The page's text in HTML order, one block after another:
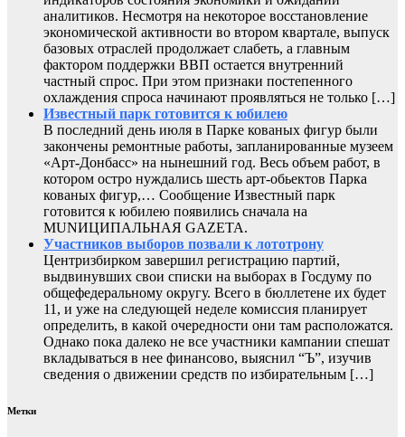
аналитиков. Несмотря на некоторое восстановление
экономической активности во втором квартале, выпуск
базовых отраслей продолжает слабеть, а главным
фактором поддержки ВВП остается внутренний
частный спрос. При этом признаки постепенного
охлаждения спроса начинают проявляться не только […]
Известный парк готовится к юбилею
В последний день июля в Парке кованых фигур были
закончены ремонтные работы, запланированные музеем
«Арт-Донбасс» на нынешний год. Весь объем работ, в
котором остро нуждались шесть арт-обьектов Парка
кованых фигур,… Сообщение Известный парк
готовится к юбилею появились сначала на
MUNИЦИПАЛЬНАЯ GAZЕТА.
Участников выборов позвали к лототрону
Центризбирком завершил регистрацию партий,
выдвинувших свои списки на выборах в Госдуму по
общефедеральному округу. Всего в бюллетене их будет
11, и уже на следующей неделе комиссия планирует
определить, в какой очередности они там расположатся.
Однако пока далеко не все участники кампании спешат
вкладываться в нее финансово, выяснил “Ъ”, изучив
сведения о движении средств по избирательным […]
Метки